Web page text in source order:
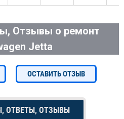
Отзывы о ремонт
Jetta
ОСТАВИТЬ ОТЗЫВ
ОТВЕТЫ, ОТЗЫВЫ